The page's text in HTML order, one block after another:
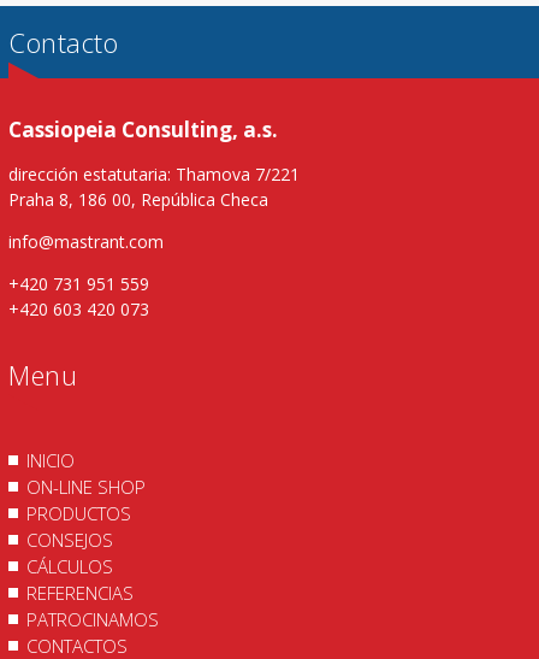
Contacto
Cassiopeia Consulting, a.s.
dirección estatutaria: Thamova 7/221
Praha 8, 186 00, República Checa
info@mastrant.com
+420 731 951 559
+420 603 420 073
Menu
INICIO
ON-LINE SHOP
PRODUCTOS
CONSEJOS
CÁLCULOS
REFERENCIAS
PATROCINAMOS
CONTACTOS